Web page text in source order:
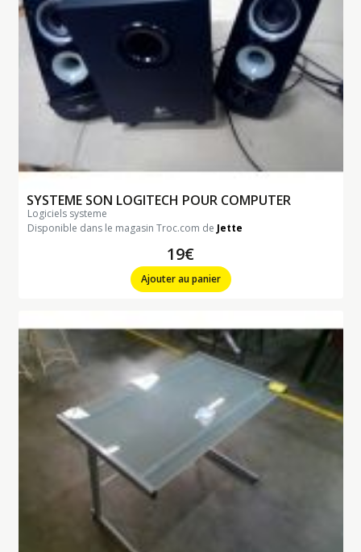
SYSTEME SON LOGITECH POUR COMPUTER
logiciels systeme
Disponible dans le magasin Troc.com de Jette
19€
Ajouter au panier